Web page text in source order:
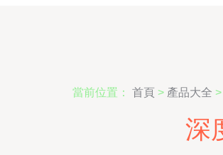
當前位置： 首頁 > 產品大全 >
深